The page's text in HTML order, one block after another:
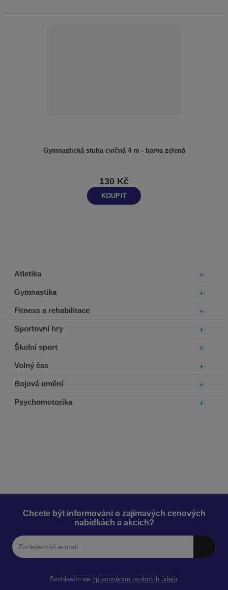
Gymnastická stuha cvičná 4 m - barva zelená
130 Kč
KOUPIT
Atletika
Gymnastika
Fitness a rehabilitace
Sportovní hry
Školní sport
Volný čas
Bojová umění
Psychomotorika
Chcete být informováni o zajímavých cenových
nabídkách a akcích?
Souhlasím se zpracováním osobních údajů.